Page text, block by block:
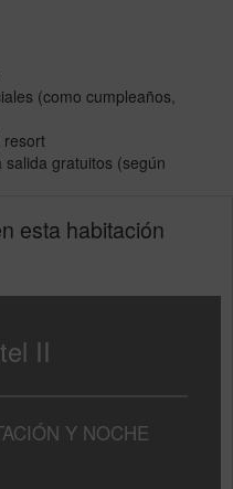
(como cumpleaños,
resort
gratuitos (según
esta habitación
II
Y NOCHE